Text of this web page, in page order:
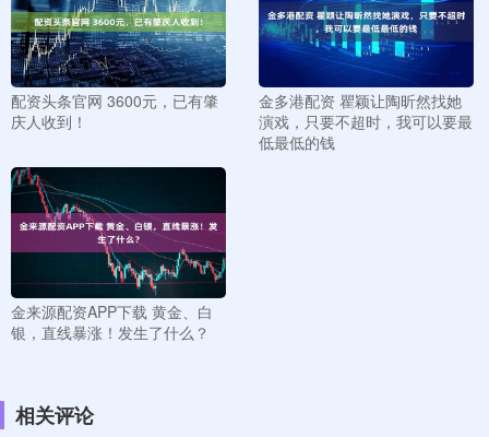
配资头条官网 3600元，已有肇
庆人收到！
金多港配资 瞿颖让陶昕然找她
演戏，只要不超时，我可以要最
低最低的钱
金来源配资APP下载 黄金、白
银，直线暴涨！发生了什么？
相关评论